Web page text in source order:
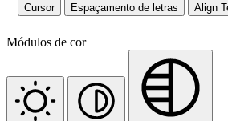
Cursor Espaçamento de letras Align
Módulos de cor